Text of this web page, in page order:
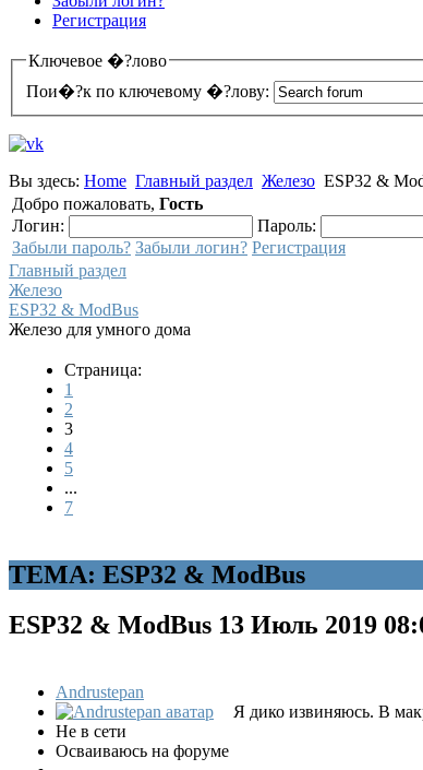
Регистрация
Ключевое �?лово
Пои�?к по ключевому �?лову:
Вы здесь: Home Главный раздел Железо ESP32 &
Добро пожаловать, Гость
Логин:
Пароль:
Забыли пароль? Забыли логин? Регистрация
Главный раздел
Железо
ESP32 & ModBus
Железо для умного дома
Страница:
1
2
3
4
5
...
7
ТЕМА: ESP32 & ModBus
ESP32 & ModBus 13 Июль 2019
Andrustepan
Не в сети
Осваиваюсь на форуме
Я дико извиняюсь. В